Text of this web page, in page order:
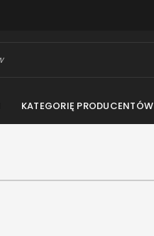
KATEGORIĘ PRODUCENTÓW